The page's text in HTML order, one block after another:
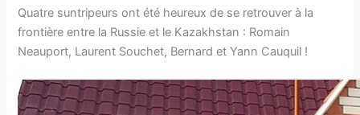
Quatre suntripeurs ont été heureux de se retrouver à la
frontière entre la Russie et le Kazakhstan : Romain
Neauport, Laurent Souchet, Bernard et Yann Cauquil !